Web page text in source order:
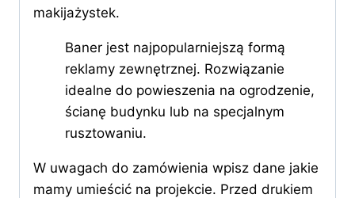
makijażystek.
Baner jest najpopularniejszą formą
reklamy zewnętrznej. Rozwiązanie
idealne do powieszenia na ogrodzenie,
ścianę budynku lub na specjalnym
rusztowaniu.
W uwagach do zamówienia wpisz dane jakie
mamy umieścić na projekcie. Przed drukiem